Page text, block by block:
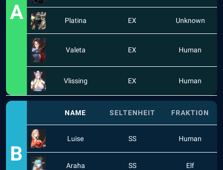
A Platina EX Unknown
Valeta EX Human
Vlissing EX Human
B
NAME SELTENHEIT FRAKTION
Luise SS Human
Araha SS Elf